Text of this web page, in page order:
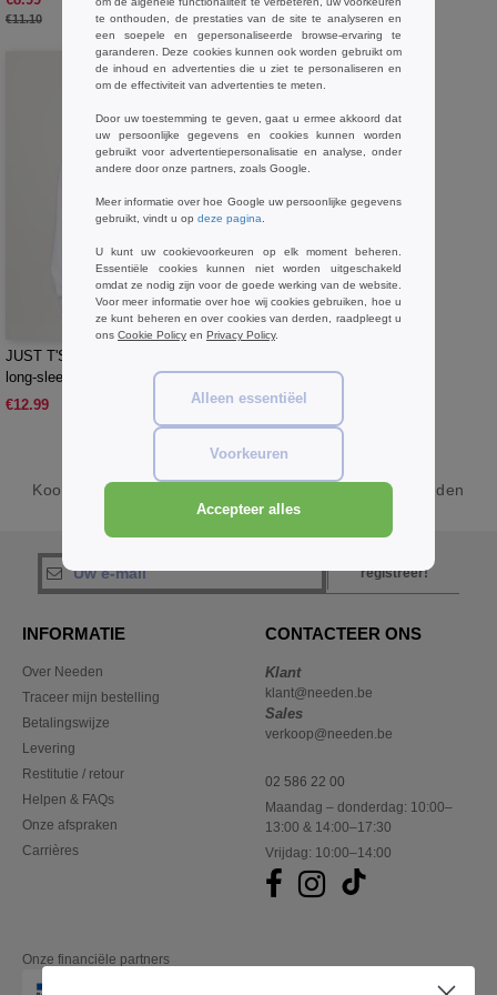
€11.10
W1
JUST T'S JT019 - Contemporary
long-sleeve cool T
€12.99
Koop Goedkope kleding & accessoires online
bij Needen
Belgique
registreer!
INFORMATIE
Over Needen
Traceer mijn bestelling
Betalingswijze
Levering
Restitutie / retour
Helpen & FAQs
Onze afspraken
Carrières
CONTACTEER ONS
Klant
klant@needen.be
Sales
verkoop@needen.be
02 586 22 00
Maandag – donderdag: 10:00–
13:00 & 14:00–17:30
Vrijdag: 10:00–14:00
Onze financiële partners
te onthouden, de prestaties van de site te analyseren en
een soepele en gepersonaliseerde browse-ervaring te
garanderen. Deze cookies kunnen ook worden gebruikt om
de inhoud en advertenties die u ziet te personaliseren en
om de effectiviteit van advertenties te meten.
Door uw toestemming te geven, gaat u ermee akkoord dat
uw persoonlijke gegevens en cookies kunnen worden
gebruikt voor advertentiepersonalisatie en analyse, onder
andere door onze partners, zoals Google.
Meer informatie over hoe Google uw persoonlijke gegevens
gebruikt, vindt u op deze pagina
U kunt uw cookievoorkeuren op elk moment beheren.
Essentiële cookies kunnen niet worden uitgeschakeld
omdat ze nodig zijn voor de goede werking van de website.
Voor meer informatie over hoe wij cookies gebruiken, hoe u
ze kunt beheren en over cookies van derden, raadpleegt u
ons Cookie Policy en Privacy Policy.
Alleen essentiëel
Voorkeuren
Accepteer alles